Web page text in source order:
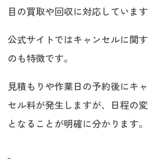
目の買取や回収に対応しています
公式サイトではキャンセルに関
のも特徴です。
見積もりや作業日の予約後にキ
セル料が発生しますが、日程の
となることが明確に分かります。